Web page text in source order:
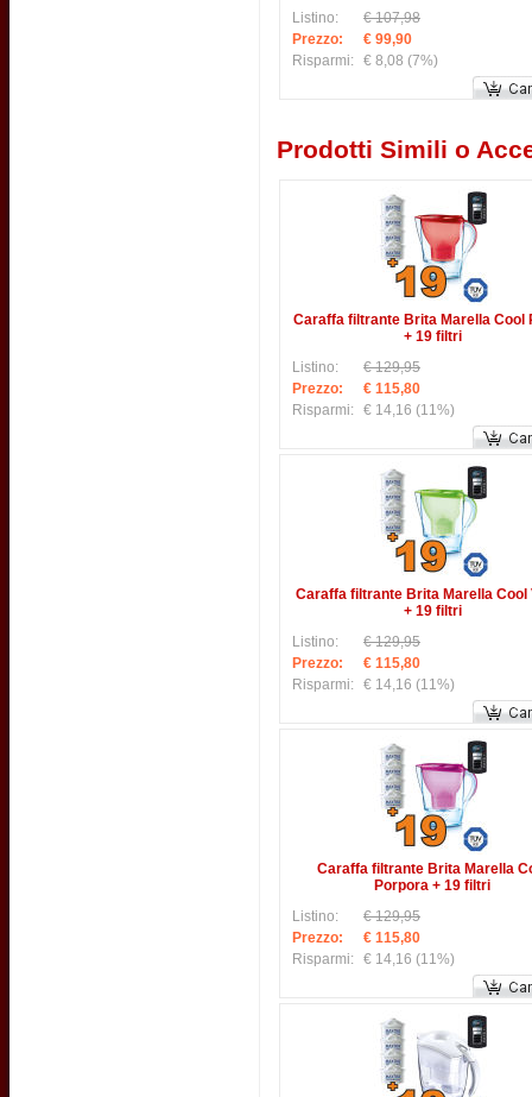
Listino:
€ 107,98
Prezzo:
€ 99,90
Risparmi: € 8,08 (7%)
Prodotti Simili o
Caraffa filtrante Brita Marella Cool
+ 19 filtri
Listino:
€ 129,95
Prezzo:
€ 115,80
Risparmi: € 14,16 (11%)
Caraffa filtrante Brita Marella Cool
+ 19 filtri
Listino:
€ 129,95
Prezzo:
€ 115,80
Risparmi: € 14,16 (11%)
Caraffa filtrante Brita Marella
Porpora + 19 filtri
Listino:
€ 129,95
Prezzo:
€ 115,80
Risparmi: € 14,16 (11%)